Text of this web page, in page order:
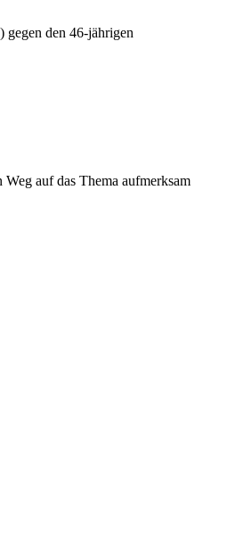
gegen den 46-jährigen
auf das Thema aufmerksam